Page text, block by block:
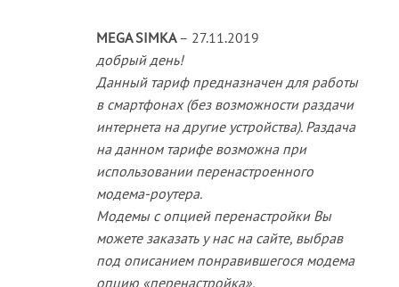
MEGA SIMKA – 27.11.2019
добрый день!
Данный тариф предназначен для работы
в смартфонах (без возможности раздачи
интернета на другие устройства). Раздача
на данном тарифе возможна при
использовании перенастроенного
модема-роутера.
Модемы с опцией перенастройки Вы
можете заказать у нас на сайте, выбрав
под описанием понравившегося модема
опцию «перенастройка».